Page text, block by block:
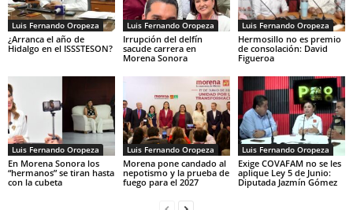
Luis Fernando Oropeza
¿Arranca el año de
Hidalgo en el ISSSTESON?
Luis Fernando Oropeza
Irrupción del delfín
sacude carrera en
Morena Sonora
Luis Fernando Oropeza
Hermosillo no es premio
de consolación: David
Figueroa
Luis Fernando Oropeza
En Morena Sonora los
“hermanos” se tiran hasta
con la cubeta
Luis Fernando Oropeza
Morena pone candado al
nepotismo y la prueba de
fuego para el 2027
Luis Fernando Oropeza
Exige COVAFAM no se les
aplique Ley 5 de Junio:
Diputada Jazmín Gómez